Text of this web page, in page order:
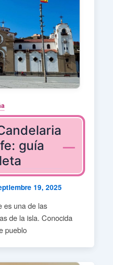
guía
19, 2025
es una de las
de la isla. Conocida
pueblo